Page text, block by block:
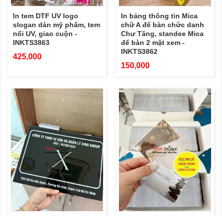
In tem DTF UV logo
slogan dán mỹ phẩm, tem
nổi UV, giao cuộn -
INKTS3863
425,000
In bảng thông tin Mica
chữ A để bàn chức danh
Chư Tăng, standee Mica
để bàn 2 mặt xem -
INKTS3862
150,000